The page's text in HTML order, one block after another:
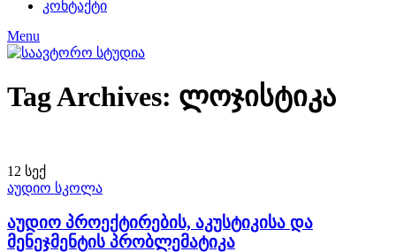
კონტაქტი
Menu
Tag Archives: ლოჯისტიკა
12 სექ
აუდიო სკოლა
აუდიო პროექტირების, აკუსტიკისა და
მენეჯმენტის პრობლემატიკა